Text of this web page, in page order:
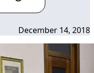
December 14, 2018